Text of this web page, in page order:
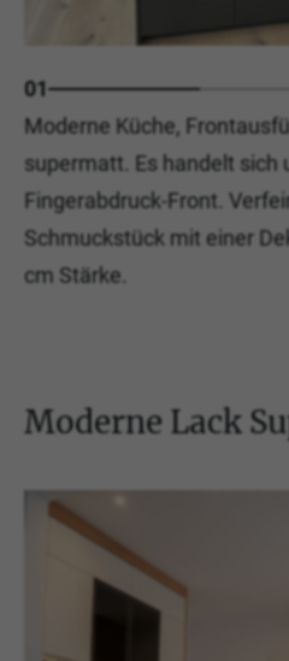
01
Moderne Küche,
supermatt. Es handelt sich
Fingerabdruck-Front.
Schmuckstück mit einer
cm Stärke.
Moderne Lack